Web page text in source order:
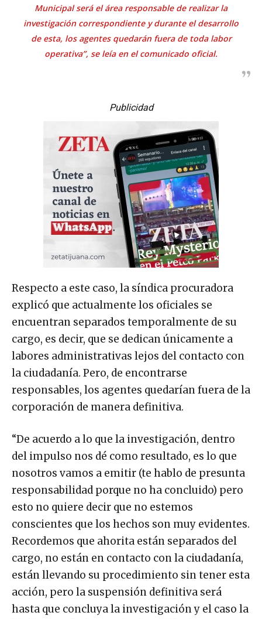
Municipal será el área responsable de realizar la
investigación correspondiente y durante el desarrollo
de esta, los agentes quedarán fuera de toda labor
operativa”, se leía en el comunicado oficial.
Publicidad
Respecto a este caso, la síndica procuradora
explicó que actualmente los oficiales se
encuentran separados temporalmente de su
cargo, es decir, que se dedican únicamente a
labores administrativas lejos del contacto con
la ciudadanía. Pero, de encontrarse
responsables, los agentes quedarían fuera de la
corporación de manera definitiva.
“De acuerdo a lo que la investigación, dentro
del impulso nos dé como resultado, es lo que
nosotros vamos a emitir (te hablo de presunta
responsabilidad porque no ha concluido) pero
esto no quiere decir que no estemos
conscientes que los hechos son muy evidentes.
Recordemos que ahorita están separados del
cargo, no están en contacto con la ciudadanía,
están llevando su procedimiento sin tener esta
acción, pero la suspensión definitiva será
hasta que concluya la investigación y el caso la